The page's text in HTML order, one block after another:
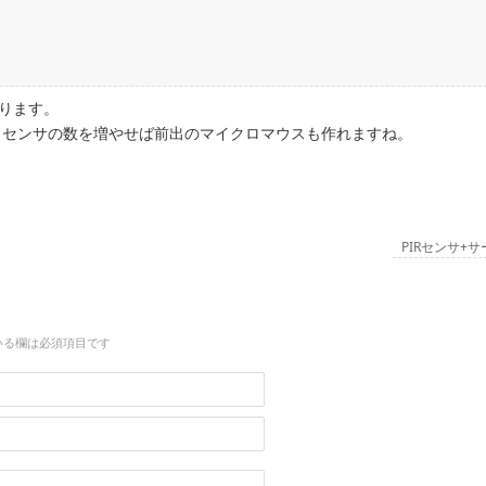
す。
ンサの数を増やせば前出のマイクロマウスも作れますね。
PIRセンサ+
欄は必須項目です